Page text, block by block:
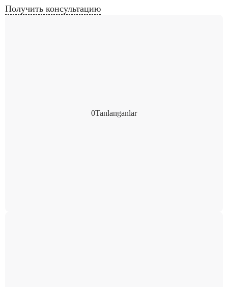
Получить консультацию
0Tanlanganlar